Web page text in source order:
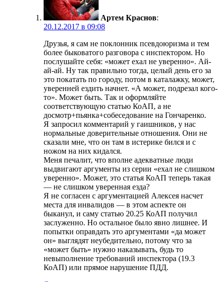
Артем Краснов:
20.12.2017 в 09:08
Друзья, я сам не поклонник псевдоюризма и тем
более быковатого разговора с инспектором. Но
послушайте себя: «может ехал не уверенно». Ай-
ай-ай. Ну так правильно тогда, целый день его за
это покатать по городу, потом в каталажку, может,
уверенней ездить начнет. «А может, подрезал кого-
то». Может быть. Так и оформляйте
соответствующую статью КоАП, а не
досмотр+пьянка+собеседование на Гончаренко.
Я запросил комментарий у гаишников, у нас
нормальные доверительные отношения. Они не
сказали мне, что он там в истерике бился и с
ножом на них кидался.
Меня печалит, что вполне адекватные люди
выдвигают аргументы из серии «ехал не слишком
уверенно». Может, это статья КоАП теперь такая
— не слишком уверенная езда?
Я не согласен с аргументацией Алексея насчет
места для инвалидов — в этом аспекте он
быканул, и саму статью 20.25 КоАП получил
заслуженно. Но остальное было явно лишнее. И
попытки оправдать это аргументами «да может
он» выглядят неубедительно, потому что за
«может быть» нужно наказывать, будь то
невыполнение требований инспектора (19.3
КоАП) или прямое нарушение ПДД.